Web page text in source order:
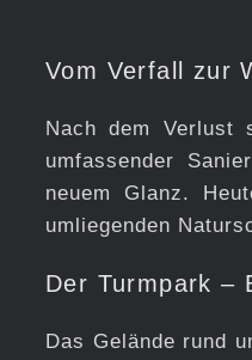
Vom Verfall zur
Nach dem Verlust
umfassender
neuem Glanz.
umliegenden
Der Turmpark –
Das Gelände rund